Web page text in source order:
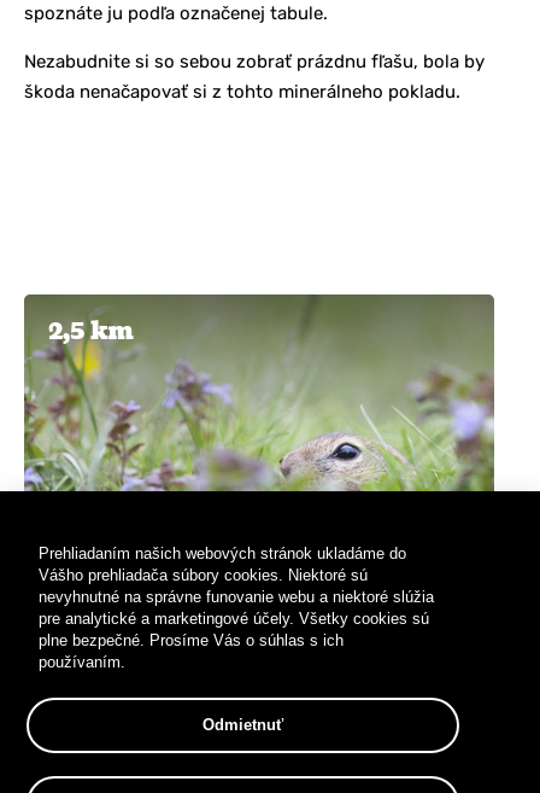
spoznáte ju podľa označenej tabule.
Nezabudnite si so sebou zobrať prázdnu fľašu, bola by
škoda nenačapovať si z tohto minerálneho pokladu.
2,5 km
Sysľovisko (Biele vody)
Milý kamoši zo syslej lúky rozveselia veľkých aj malých.
Prehliadaním našich webových stránok ukladáme do
Vášho prehliadača súbory cookies. Niektoré sú
nevyhnutné na správne funovanie webu a niektoré slúžia
pre analytické a marketingové účely. Všetky cookies sú
plne bezpečné. Prosíme Vás o súhlas s ich
používaním.
Odmietnuť